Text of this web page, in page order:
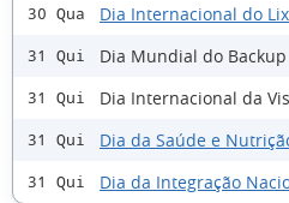
30 Qua Dia Internacional do
31 Qui Dia Mundial do Backup
31 Qui Dia Internacional da
31 Qui Dia da Saúde e
31 Qui Dia da Integração